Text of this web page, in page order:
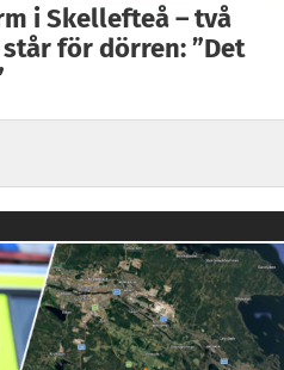
i Skellefteå – två
för dörren: ”Det